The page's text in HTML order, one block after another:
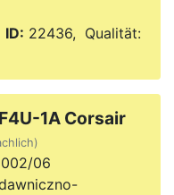
ID: 22436, Qualität:
1A Corsair
06